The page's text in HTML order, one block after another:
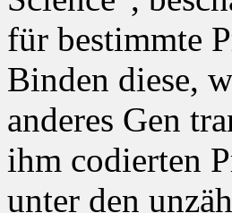
für bestimmte
Binden diese,
anderes Gen
ihm codierten
unter den